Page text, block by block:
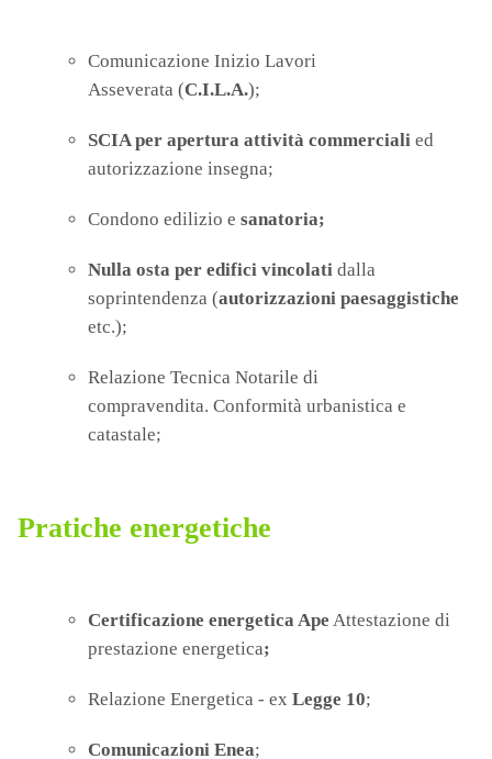
Comunicazione Inizio Lavori
Asseverata (C.I.L.A.);
SCIA per apertura attività commerciali ed
autorizzazione insegna;
Condono edilizio e sanatoria;
Nulla osta per edifici vincolati dalla
soprintendenza (autorizzazioni paesaggistiche
etc.);
Relazione Tecnica Notarile di
compravendita. Conformità urbanistica e
catastale;
Pratiche energetiche
Certificazione energetica Ape Attestazione di
prestazione energetica;
Relazione Energetica - ex Legge 10;
Comunicazioni Enea;